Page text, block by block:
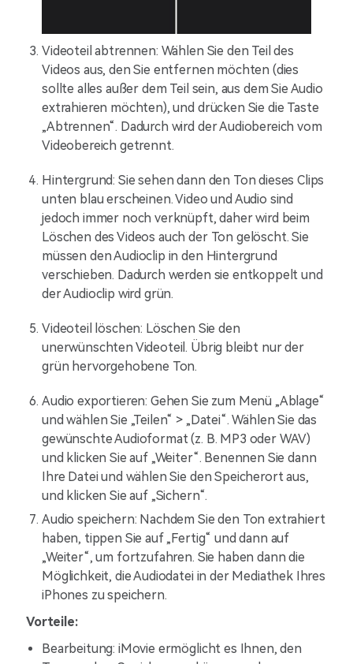
Videoteil abtrennen: Wählen Sie den Teil des
Videos aus, den Sie entfernen möchten (dies
sollte alles außer dem Teil sein, aus dem Sie Audio
extrahieren möchten), und drücken Sie die Taste
„Abtrennen“. Dadurch wird der Audiobereich vom
Videobereich getrennt.
Hintergrund: Sie sehen dann den Ton dieses Clips
unten blau erscheinen. Video und Audio sind
jedoch immer noch verknüpft, daherwird beim
Löschen des Videos auch der Ton gelöscht. Sie
müssen den Audioclip in den Hintergrund
verschieben. Dadurch werden sie entkoppelt und
der Audioclip wird grün.
Videoteil löschen: Löschen Sie den
unerwünschten Videoteil. Übrig bleibt nur der
grün hervorgehobene Ton.
Audio exportieren: Gehen Sie zum Menü „Ablage“
und wählen Sie „Teilen“ > „Datei“. Wählen Sie das
gewünschte Audioformat (z. B. MP3 oder WAV)
und klicken Sie auf „Weiter“. Benennen Sie dann
Ihre Datei und wählen Sie den Speicherort aus,
und klicken Sie auf „Sichern“.
Audio speichern: Nachdem Sie den Ton extrahiert
haben, tippen Sie auf „Fertig“ und dann auf
„Weiter“, um fortzufahren. Sie haben dann die
Möglichkeit, die Audiodatei in der Mediathek Ihres
iPhones zu speichern.
Vorteile:
Bearbeitung: iMovie ermöglicht es Ihnen, den